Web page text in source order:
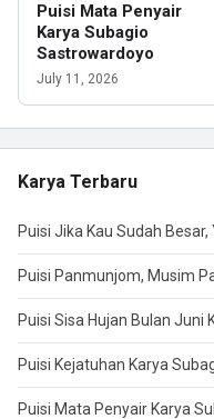
Puisi Mata Penyair
Karya Subagio
Sastrowardoyo
July 11, 2026
Karya Terbaru
Puisi Jika Kau Sudah
Puisi Panmunjom, Musim
Puisi Sisa Hujan Bulan
Puisi Kejatuhan Karya
Puisi Mata Penyair Karya